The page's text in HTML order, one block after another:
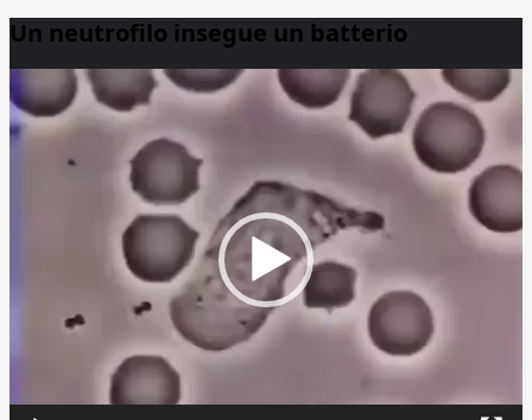
Un neutrofilo insegue un batterio
Player